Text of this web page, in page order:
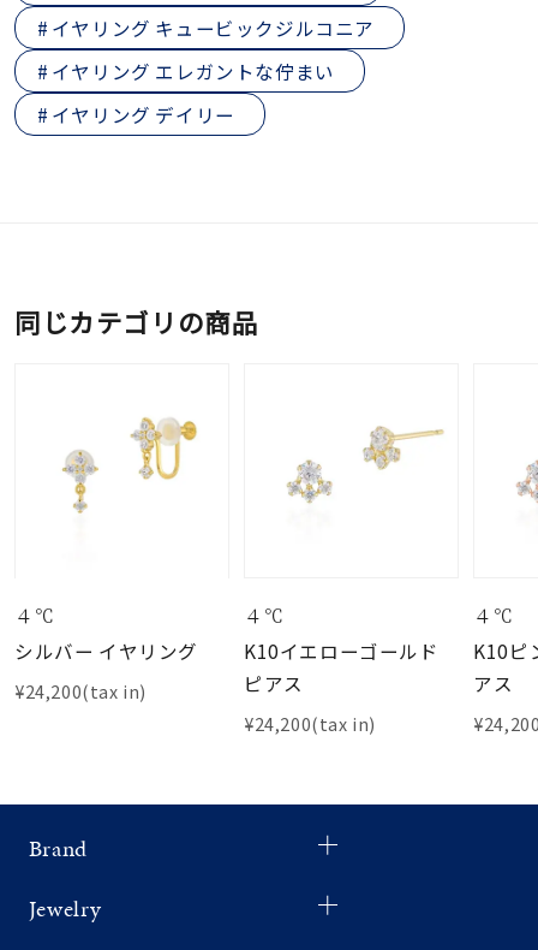
イヤリング キュービックジルコニア
イヤリング エレガントな佇まい
イヤリング デイリー
同じカテゴリの商品
４℃
シルバー イヤリング
¥24,200(tax in)
４℃
K10イエローゴールド
ピアス
¥24,200(tax in)
４℃
K10ピ
アス
Brand
Jewelry